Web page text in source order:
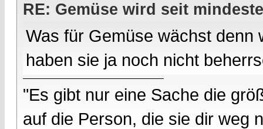
RE: Gemüse wird seit
Was für Gemüse wächst denn
haben sie ja noch nicht
"Es gibt nur eine Sache die
auf die Person, die sie dir weg